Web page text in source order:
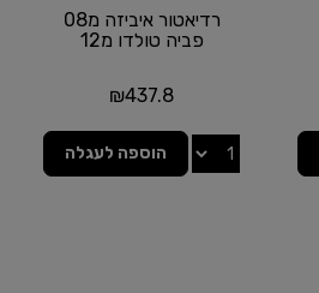
רדיאטור איביזה מ08
פביה טולדו מ12
₪437.8
הוספה לעגלה